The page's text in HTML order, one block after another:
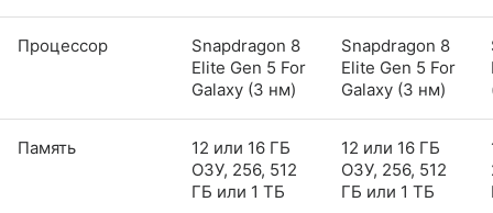
Процессор
Snapdragon 8
Elite Gen 5 For
Galaxy (3 нм)
Snapdragon 8
Elite Gen 5 For
Galaxy (3 нм)
Память
12 или 16 ГБ
ОЗУ, 256, 512
ГБ или 1 ТБ
12 или 16 ГБ
ОЗУ, 256, 512
ГБ или 1 ТБ